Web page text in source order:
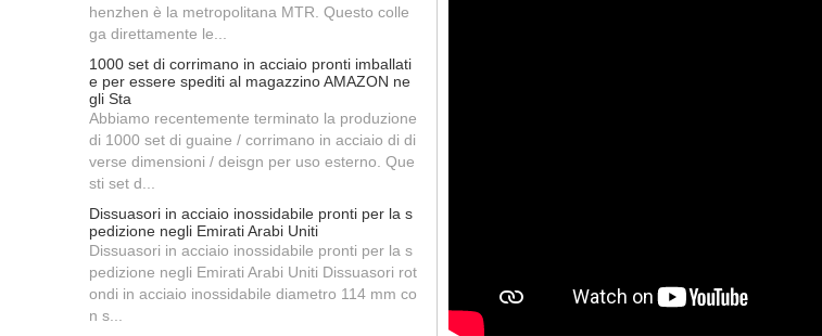
henzhen è la metropolitana MTR. Questo colle
ga direttamente le...
1000 set di corrimano in acciaio pronti imballati
e per essere spediti al magazzino AMAZON ne
gli Sta
Abbiamo recentemente terminato la produzione
di 1000 set di guaine / corrimano in acciaio di di
verse dimensioni / deisgn per uso esterno. Que
sti set d...
Dissuasori in acciaio inossidabile pronti per la s
pedizione negli Emirati Arabi Uniti
Dissuasori in acciaio inossidabile pronti per la s
pedizione negli Emirati Arabi Uniti Dissuasori rot
ondi in acciaio inossidabile diametro 114 mm co
n s...